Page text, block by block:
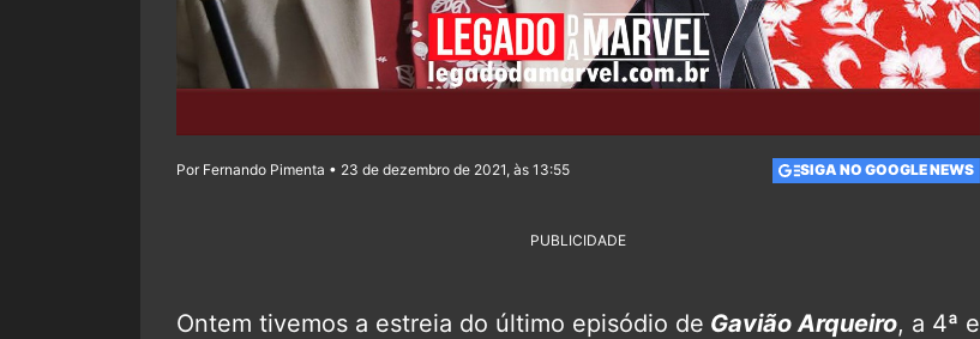
Por Fernando Pimenta • 23 de dezembro de 2021, às 13:55 SIGA NO GOOGLE NEWS
PUBLICIDADE
Ontem tivemos a estreia do último episódio de Gavião Arqueiro, a 4ª e